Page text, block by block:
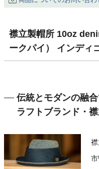
襟立製帽所 10oz
ークパイ） インデ
伝統とモダンの融
ラフトブランド・